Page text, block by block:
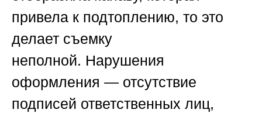
привела к подтоплению, то это
делает съемку
неполной. Нарушения
оформления — отсутствие
подписей ответственных лиц,